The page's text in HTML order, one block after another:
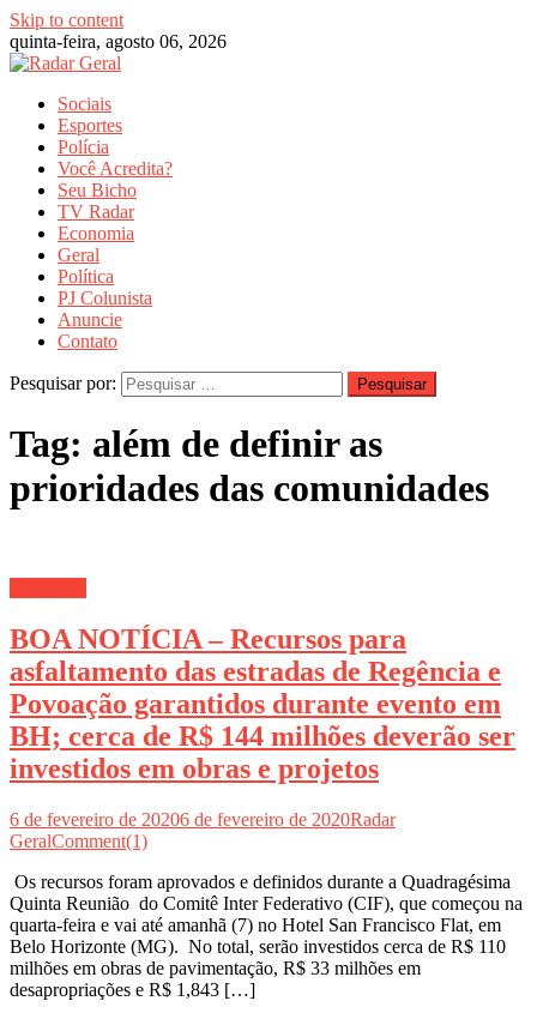
Skip to content
quinta-feira, agosto 06, 2026
Sociais
Esportes
Polícia
Você Acredita?
Seu Bicho
TV Radar
Economia
Geral
Política
PJ Colunista
Anuncie
Contato
Pesquisar por:
Tag: além de definir as
prioridades das comunidades
BOA NOTÍCIA – Recursos para
asfaltamento das estradas de Regência e
Povoação garantidos durante evento em
BH; cerca de R$ 144 milhões deverão ser
investidos em obras e projetos
6 de fevereiro de 20206 de fevereiro de 2020Radar
GeralComment(1)
Os recursos foram aprovados e definidos durante a Quadragésima
Quinta Reunião do Comitê Inter Federativo (CIF), que começou na
quarta-feira e vai até amanhã (7) no Hotel San Francisco Flat, em
Belo Horizonte (MG). No total, serão investidos cerca de R$ 110
milhões em obras de pavimentação, R$ 33 milhões em
desapropriações e R$ 1,843 […]